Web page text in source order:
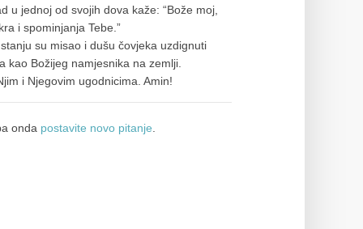
u jednoj od svojih dova kaže: “Bože moj,
i spominjanja Tebe.”
su misao i dušu čovjeka uzdignuti
kao Božijeg namjesnika na zemlji.
i Njegovim ugodnicima. Amin!
onda postavite novo pitanje.